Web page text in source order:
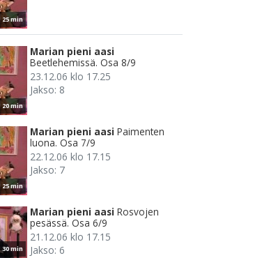
25 min
20 min
Marian pieni aasi
Beetlehemissä. Osa 8/9
23.12.06 klo 17.25
Jakso: 8
25 min
Marian pieni aasi Paimenten
luona. Osa 7/9
22.12.06 klo 17.15
Jakso: 7
30 min
Marian pieni aasi Rosvojen
pesässä. Osa 6/9
21.12.06 klo 17.15
Jakso: 6